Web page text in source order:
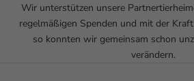
Wir unterstützen unsere
regelmäßigen Spenden und mit der
so konnten wir gemeinsam schon
verändern.